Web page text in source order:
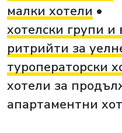
малки хотели
хотелски групи и
ритрийти за
туроператорски
хотели за
апартаментни